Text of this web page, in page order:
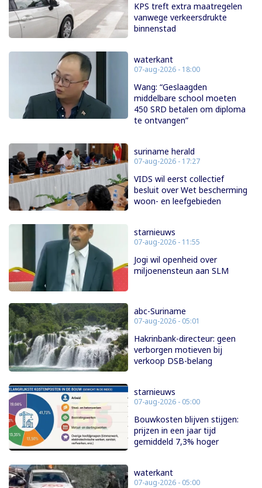
KPS treft extra maatregelen
vanwege verkeersdrukte
binnenstad
waterkant
07-aug-2026 - 18:00
Wang: “Geslaagden
middelbare school moeten
450 SRD betalen om diploma
te ontvangen”
suriname herald
07-aug-2026 - 17:27
VIDS wil eerst collectief
besluit over Wet bescherming
woon- en leefgebieden
starnieuws
07-aug-2026 - 11:55
Jogi wil openheid over
miljoenensteun aan SLM
abc-Suriname
07-aug-2026 - 05:01
Hakrinbank-directeur: geen
verborgen motieven bij
verkoop DSB-belang
starnieuws
07-aug-2026 - 05:00
Bouwkosten blijven stijgen:
prijzen in een jaar tijd
gemiddeld 7,3% hoger
waterkant
07-aug-2026 - 05:00